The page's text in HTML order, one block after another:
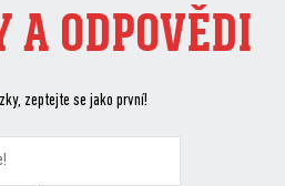
A ODPOVĚDI
zeptejte se jako první!